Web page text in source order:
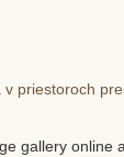
v priestoroch
gallery online